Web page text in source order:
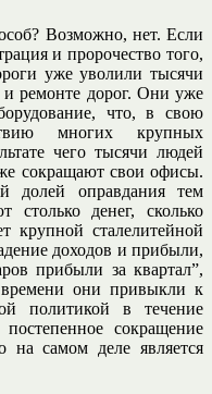
Возможно, нет. Если
и пророчество того,
уже уволили тысячи
и ремонте дорог. Они уже
что, в свою
многих крупных
чего тысячи людей
сокращают свои офисы.
долей оправдания тем
столько денег, сколько
крупной сталелитейной
доходов и прибыли,
прибыли за квартал”,
времени они привыкли к
политикой в течение
сокращение
на самом деле является